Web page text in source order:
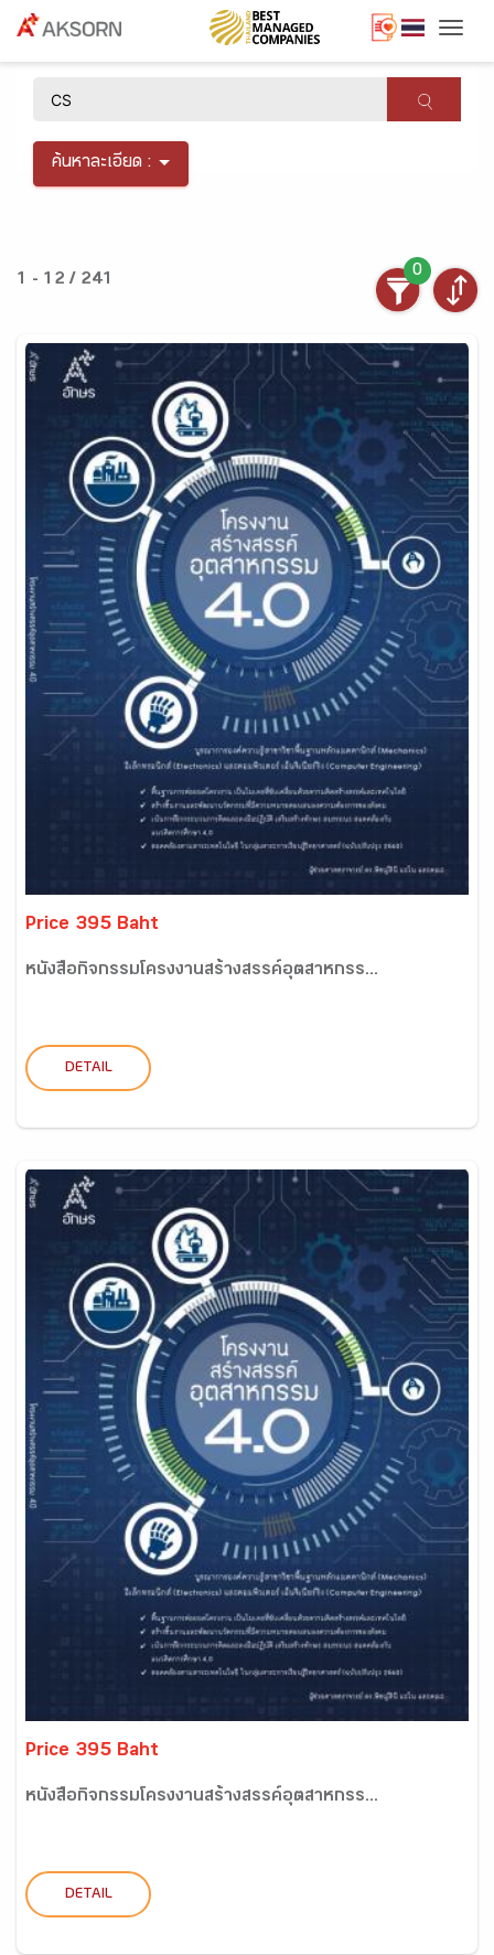
ค้นหาละเอียด :
1 - 12 / 241
0
Price 395 Baht
หนังสือกิจกรรมโครงงานสร้างสรรค์อุตสาหกรร...
DETAIL
Price 395 Baht
หนังสือกิจกรรมโครงงานสร้างสรรค์อุตสาหกรร...
DETAIL